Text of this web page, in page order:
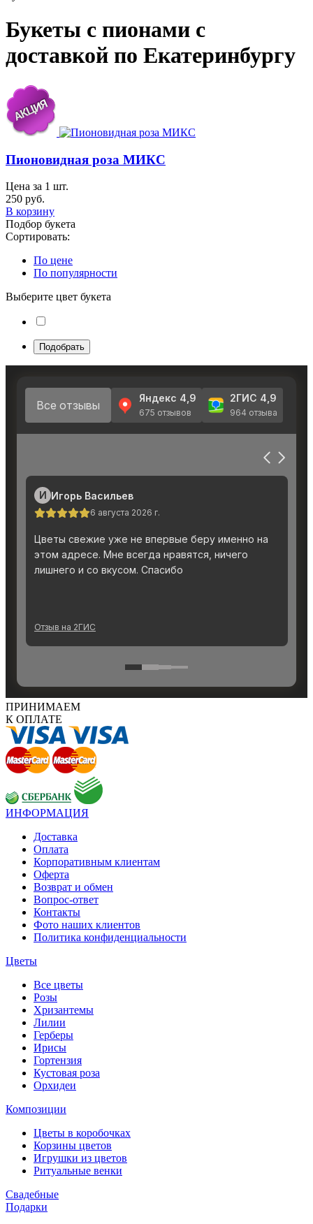
Букеты с пионами с
доставкой по Екатеринбургу
Пионовидная роза МИКС
Цена за 1 шт.
250 руб.
В корзину
Подбор букета
Сортировать:
По цене
По популярности
Выберите цвет букета
Подобрать
ПРИНИМАЕМ
К ОПЛАТЕ
ИНФОРМАЦИЯ
Доставка
Оплата
Корпоративным клиентам
Оферта
Возврат и обмен
Вопрос-ответ
Контакты
Фото наших клиентов
Политика конфиденциальности
Цветы
Все цветы
Розы
Хризантемы
Лилии
Герберы
Ирисы
Гортензия
Кустовая роза
Орхидеи
Композиции
Цветы в коробочках
Корзины цветов
Игрушки из цветов
Ритуальные венки
Свадебные
Подарки